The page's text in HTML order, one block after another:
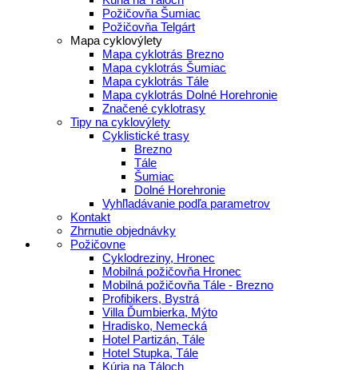
Požičovňa Šumiac
Požičovňa Telgárt
Mapa cyklovýlety
Mapa cyklotrás Brezno
Mapa cyklotrás Šumiac
Mapa cyklotrás Tále
Mapa cyklotrás Dolné Horehronie
Značené cyklotrasy
Tipy na cyklovýlety
Cyklistické trasy
Brezno
Tále
Šumiac
Dolné Horehronie
Vyhľladávanie podľa parametrov
Kontakt
Zhrnutie objednávky
Požičovne
Cyklodreziny, Hronec
Mobilná požičovňa Hronec
Mobilná požičovňa Tále - Brezno
Profibikers, Bystrá
Villa Ďumbierka, Mýto
Hradisko, Nemecká
Hotel Partizán, Tále
Hotel Stupka, Tále
Kúria na Táloch